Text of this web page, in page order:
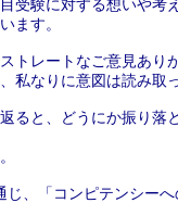
受験に対する想いや考
ます。
トレートなご意見あり
私なりに意図は読み取
ると、どうにか振り落
じ、「コンピテンシー